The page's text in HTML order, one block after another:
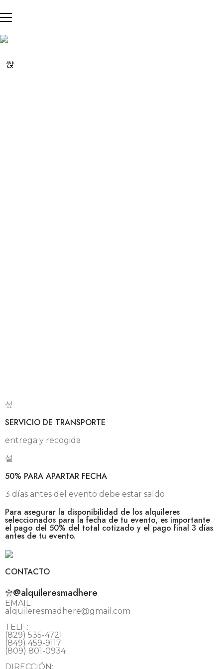
SERVICIO DE TRANSPORTE
entrega y recogida
50% PARA APARTAR FECHA
3 días antes del evento debe estar saldo
Para asegurar la disponibilidad de los alquileres
seleccionados para la fecha de tu evento, es importante
el pago del 50% del total cotizado y el pago final 3 días
antes de tu evento.
CONTACTO
@alquileresmadhere
EMAIL:
alquileresmadhere@gmail.com
TELF.:
(829) 535-4721
(849) 459-9117
(809) 801-0934
DIRECCIÓN: